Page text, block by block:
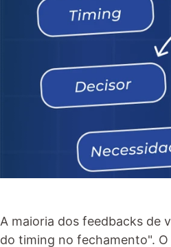
A maioria dos feedbacks de
do timing no fechamento".